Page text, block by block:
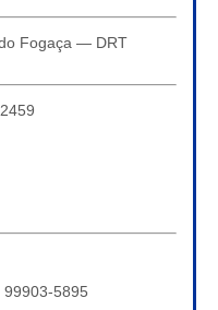
Fogaça — DRT
99903-5895